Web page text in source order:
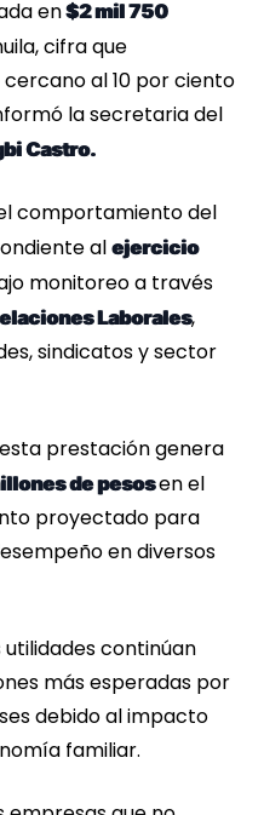
en$2 mil 750
cifra que
al 10 por ciento
la secretaria del
Castro.
comportamiento del
al ejercicio
monitoreo a través
Laborales,
sindicatos y sector
prestación genera
de pesosen el
proyectado para
en diversos
utilidades continúan
más esperadas por
debido al impacto
familiar.